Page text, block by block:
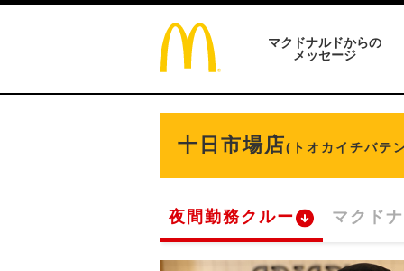
マクドナルドからの
メッセージ
十日市場店(トオカイチバテ
夜間勤務クルー マクド